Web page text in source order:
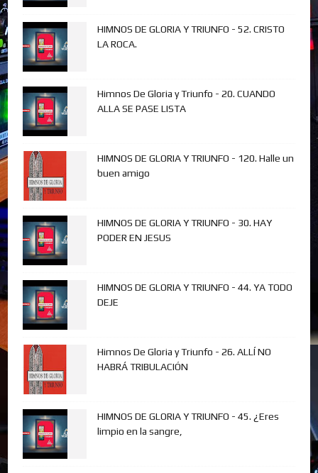
HIMNOS DE GLORIA Y TRIUNFO - 52. CRISTO
LA ROCA.
Himnos De Gloria y Triunfo - 20. CUANDO
ALLA SE PASE LISTA
HIMNOS DE GLORIA Y TRIUNFO - 120. Halle un
buen amigo
HIMNOS DE GLORIA Y TRIUNFO - 30. HAY
PODER EN JESUS
HIMNOS DE GLORIA Y TRIUNFO - 44. YA TODO
DEJE
Himnos De Gloria y Triunfo - 26. ALLÍ NO
HABRÁ TRIBULACIÓN
HIMNOS DE GLORIA Y TRIUNFO - 45. ¿Eres
limpio en la sangre,